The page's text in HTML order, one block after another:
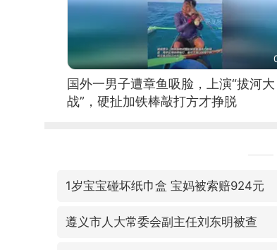
国外一男子遭章鱼吸脸，上演“拔河大
战”，硬扯加铁棒敲打方才挣脱
1岁宝宝碰坏纸巾盒 宝妈被索赔924元
遵义市人大常委会副主任刘东明被查